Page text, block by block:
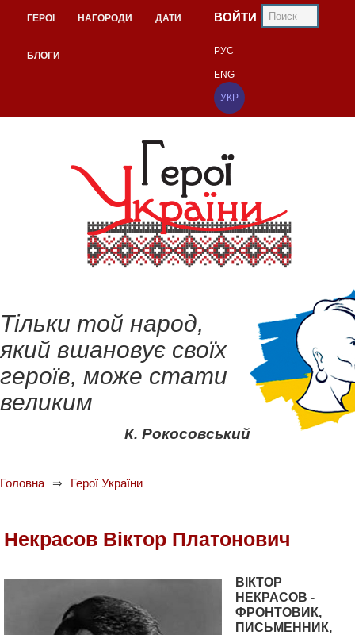
ГЕРОЇ НАГОРОДИ ДАТИ
БЛОГИ
ВОЙТИ
РУС
ENG
УКР
Тільки той народ,
який вшановує своїх
героїв, може стати
великим
К. Рокосовський
Головна Герої України
Некрасов Віктор Платонович
ВІКТОР
НЕКРАСОВ -
ФРОНТОВИК,
ПИСЬМЕННИК,